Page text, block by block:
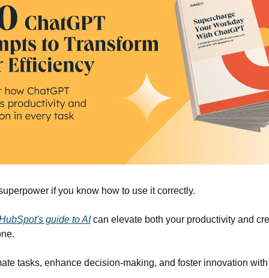
if you know how to use it correctly.
guide to AI can elevate both your productivity and
tasks, enhance decision-making, and foster innovation